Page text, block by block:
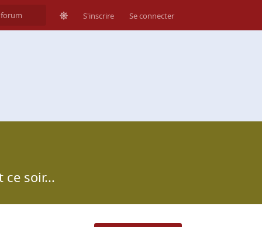
S'inscrire Se connecter
soir...